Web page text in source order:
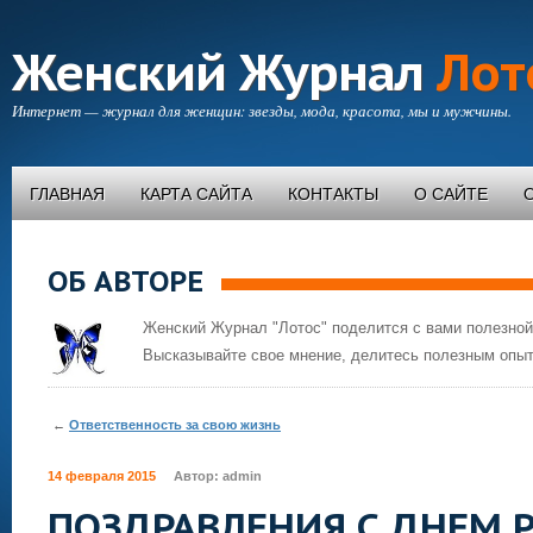
Женский Журнал
Интернет — журнал для женщин: звезды, мода, красота, мы и мужчины.
ГЛАВНАЯ КАРТА САЙТА КОНТАКТЫ О САЙТЕ
ОБ АВТОРЕ
Женский Журнал "Лотос" поделится с вами
Высказывайте свое мнение, делитесь полезным
← Ответственность за свою жизнь
14 февраля 2015 Автор: admin